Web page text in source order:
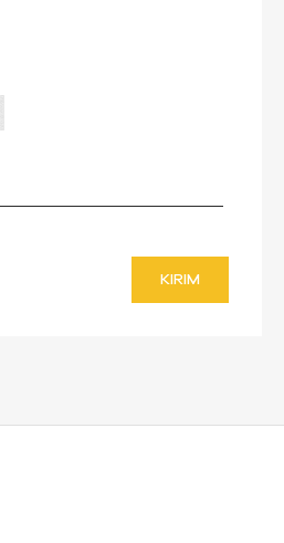
KIRIM